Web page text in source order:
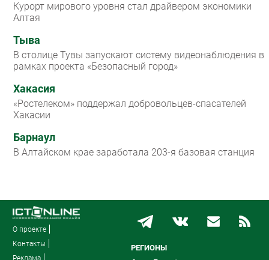
Курорт мирового уровня стал драйвером экономики
Алтая
Тыва
В столице Тувы запускают систему видеонаблюдения в
рамках проекта «Безопасный город»
Хакасия
«Ростелеком» поддержал добровольцев-спасателей
Хакасии
Барнаул
В Алтайском крае заработала 203-я базовая станция
О проекте
Контакты
Реклама
РЕГИОНЫ